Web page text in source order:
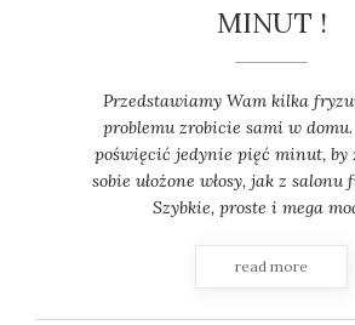
MINUT !
Przedstawiamy Wam kilka
problemu zrobicie sami w
poświęcić jedynie pięć minut, by
sobie ułożone włosy, jak z salonu
Szybkie, proste i mega
read more